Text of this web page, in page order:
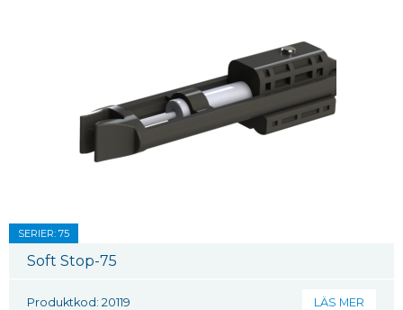
SERIER: 75
Soft Stop-75
Produktkod: 20119 LÄS MER